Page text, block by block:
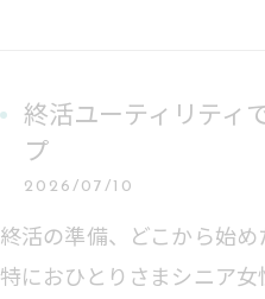
終活ユーティリティ
プ
2026/07/10
終活の準備、どこから始
特におひとりさまシニア